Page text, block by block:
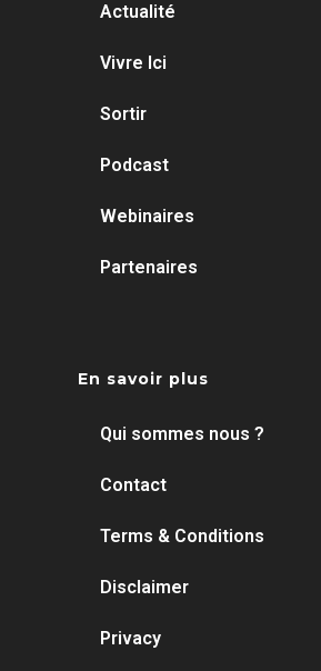
Actualité
Vivre Ici
Sortir
Podcast
Webinaires
Partenaires
En savoir plus
Qui sommes nous ?
Contact
Terms & Conditions
Disclaimer
Privacy